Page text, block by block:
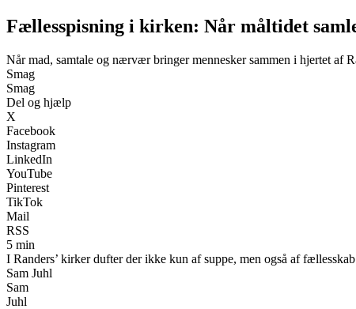
Fællesspisning i kirken: Når måltidet
Når mad, samtale og nærvær bringer mennesker sammen i hjertet af
Smag
Smag
Del og hjælp
X
Facebook
Instagram
LinkedIn
YouTube
Pinterest
TikTok
Mail
RSS
5 min
I Randers’ kirker dufter der ikke kun af suppe, men også af
Sam Juhl
Sam
Juhl